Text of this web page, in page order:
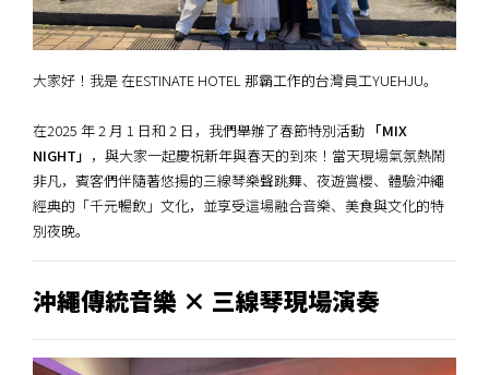
大家好！我是 在ESTINATE HOTEL 那霸工作的台灣員工YUEHJU。
在2025 年 2 月 1 日和 2 日，我們舉辦了春節特別活動 「MIX
NIGHT」 ，與大家一起慶祝新年與春天的到來！當天現場氣氛熱鬧
非凡，賓客們伴隨著悠揚的三線琴樂聲跳舞、夜遊賞櫻、體驗沖繩
經典的「千元暢飲」文化，並享受這場融合音樂、美食與文化的特
別夜晚。
沖繩傳統音樂 × 三線琴現場演奏